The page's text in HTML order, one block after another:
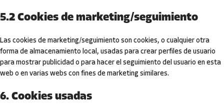
5.2 Cookies de marketing/seguimiento
Las cookies de marketing/seguimiento son cookies, o cualquier otra
forma de almacenamiento local, usadas para crear perfiles de usuario
para mostrar publicidad o para hacer el seguimiento del usuario en esta
web o en varias webs con fines de marketing similares.
6. Cookies usadas